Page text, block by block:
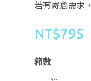
若有寄倉需求
NT$795
箱數